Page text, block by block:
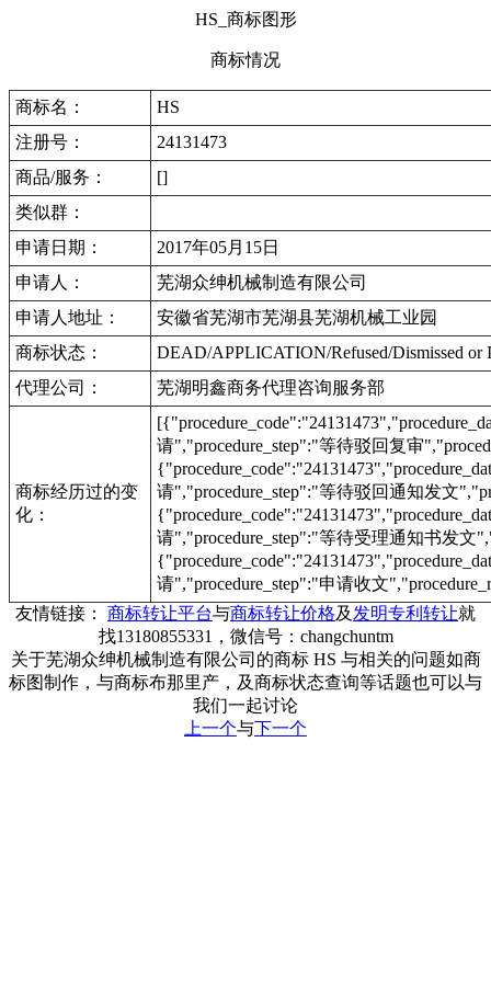
HS_商标图形
商标情况
商标名：
HS
注册号：
24131473
商品/服务：
[]
类似群：
申请日期：
2017年05月15日
申请人：
芜湖众绅机械制造有限公司
申请人地址：
安徽省芜湖市芜湖县芜湖机械工业园
商标状态：
DEAD/APPLICATION/Refused/Dismissed
代理公司：
芜湖明鑫商务代理咨询服务部
商标经历过的变
化：
请","procedure_step":"等待驳回复审
请","procedure_step":"等待驳回通知发文
请","procedure_step":"等待受理通知书发文
请","procedure_step":"申请收文
友情链接： 商标转让平台与商标转让价格及 发明专利转让就
找13180855331，微信号：changchuntm
关于芜湖众绅机械制造有限公司的商标 HS 与相关的问题如商
标图制作，与商标布那里产，及商标状态查询等话题也可以与
我们一起讨论
上一个与下一个